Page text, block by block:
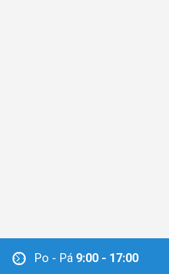
Po - Pá 9:00 - 17:00